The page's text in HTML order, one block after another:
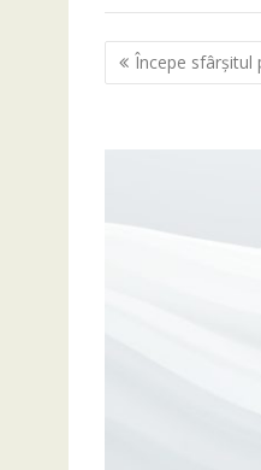
Navigare
în
Începe sfârşitul